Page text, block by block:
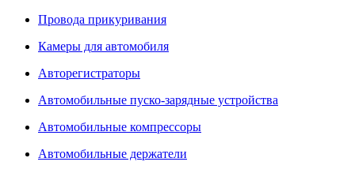
Провода прикуривания
Камеры для автомобиля
Авторегистраторы
Автомобильные пуско-зарядные устройства
Автомобильные компрессоры
Автомобильные держатели